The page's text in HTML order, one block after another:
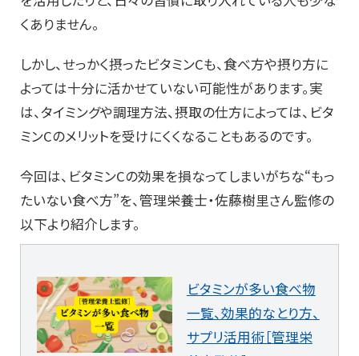
くありません。
しかし、せっかく摂ったビタミンCも、食べ方や摂り方に
よっては十分に活かせていない可能性があります。実
は、タイミングや調理方法、摂取の仕方によっては、ビタ
ミンCのメリットを受けにくくなることもあるのです。
今回は、ビタミンCの効果を損なってしまいがちな“もっ
たいない食べ方”を、管理栄養士・佐藤樹里さん監修の
以下より紹介します。
ビタミンが多い食べ物
一覧、効果的なとり方、
サプリ活用術［管理栄